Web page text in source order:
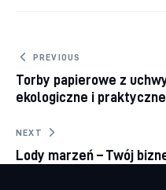
Nawigacja wpisu
PREVIOUS
Torby papierowe z
ekologiczne i praktyczne
NEXT
Lody marzeń – Twój